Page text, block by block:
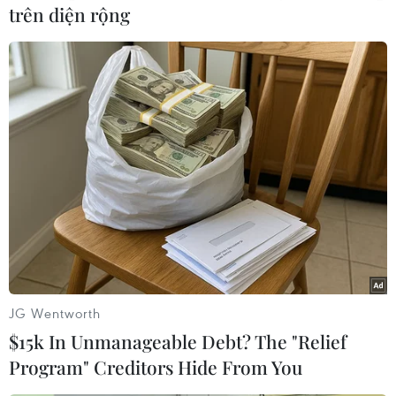
IPDC là diễn đàn đa phương duy nhất trong hệ
thống Liên hợp quốc nhằm thúcđẩy phát triển
thông tin truyền thông ở các nước đang phát
triển. Trong 3 thậpkỷ qua, IPDC đã dành hơn
200 triệu USD cho hơn 1.500 dự án phát triển
thông tintruyền thông đại chúng ở hơn 140
nước trên toàn cầu./.
(TTXVN)
trên diện rộng
JG Wentworth
$15k In Unmanageable Debt? The "Relief
Program" Creditors Hide From You